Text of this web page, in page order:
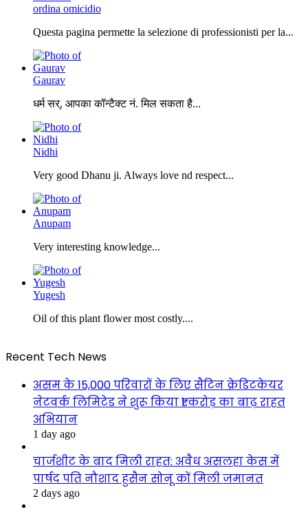
ordina omicidio
Questa pagina permette la selezione di professionisti per la...
Gaurav
धर्म सर्, आपका कॉन्टैक्ट नं. मिल सकता है...
Nidhi
Very good Dhanu ji. Always love nd respect...
Anupam
Very interesting knowledge...
Yugesh
Oil of this plant flower most costly....
Recent Tech News
असम के 15,000 परिवारों के लिए सैटिन क्रेडिटकेयर
नेटवर्क लिमिटेड ने शुरू किया ₹1 करोड़ का बाढ़ राहत
अभियान
1 day ago
चार्जशीट के बाद मिली राहत: अवैध असलहा केस में
पार्षद पति नौशाद हुसैन सोनू कों मिली जमानत
2 days ago